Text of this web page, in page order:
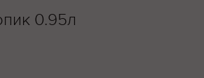
0.95л